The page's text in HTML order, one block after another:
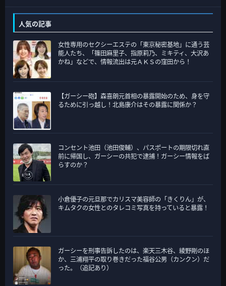
リ
ー
人気の記事
女性専用のセクシーエステの「東京秘密基地」に通う芸
能人たち、「篠田麻里子、指原莉乃、ミキティ、大沢あ
かね」などで、情報流出は元ＡＫＳの窪田から！
【ガーシー砲】森喜朗元首相の暴露開始のため、身を守
るために引っ越し！北島康介はその暴露に関係か？
コンセント池田（池田俊輔）、パスポートの期限切れ直
前に帰国し、ガーシーの共犯で逮捕！ガーシー情報をば
らすのか？
小倉優子の元旦那でカリスマ美容師の「きくりん」が、
キムタクの女性とのタレコミ写真を持っていると暴露！
ガーシーを刑事告訴したのは、楽天三木谷、綾野剛のほ
か、三浦翔平の取り巻きだった福谷公男（カンクン）だ
った。（追記あり）